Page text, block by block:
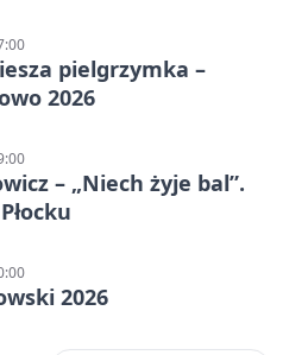
pielgrzymka –
2026
– „Niech żyje bal”.
2026